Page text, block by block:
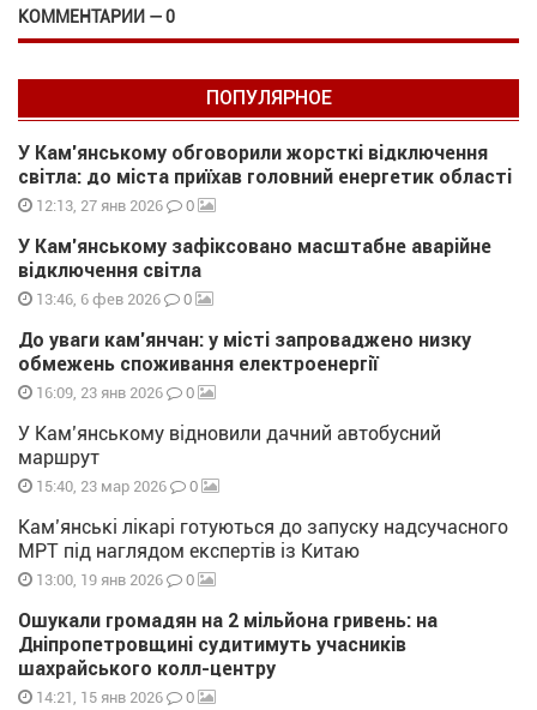
КОММЕНТАРИИ — 0
ПОПУЛЯРНОЕ
У Кам’янському обговорили жорсткі відключення
світла: до міста приїхав головний енергетик області
12:13, 27 янв 2026 0
У Кам’янському зафіксовано масштабне аварійне
відключення світла
13:46, 6 фев 2026 0
До уваги кам’янчан: у місті запроваджено низку
обмежень споживання електроенергії
16:09, 23 янв 2026 0
У Кам’янському відновили дачний автобусний
маршрут
15:40, 23 мар 2026 0
Кам’янські лікарі готуються до запуску надсучасного
МРТ під наглядом експертів із Китаю
13:00, 19 янв 2026 0
Ошукали громадян на 2 мільйона гривень: на
Дніпропетровщині судитимуть учасників
шахрайського колл-центру
14:21, 15 янв 2026 0